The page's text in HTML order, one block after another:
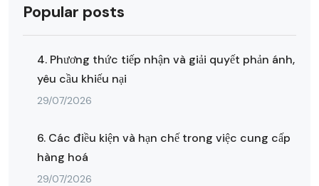
Popular posts
4. Phương thức tiếp nhận và giải quyết phản ánh,
yêu cầu khiếu nại
29/07/2026
6. Các điều kiện và hạn chế trong việc cung cấp
hàng hoá
29/07/2026